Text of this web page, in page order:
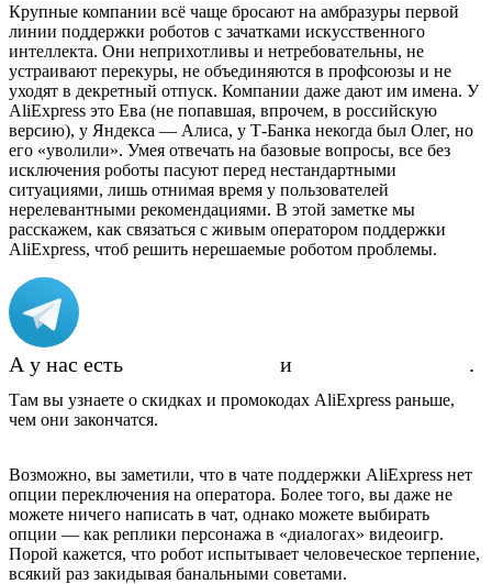
Крупные компании всё чаще бросают на амбразуры первой
линии поддержки роботов с зачатками искусственного
интеллекта. Они неприхотливы и нетребовательны, не
устраивают перекуры, не объединяются в профсоюзы и не
уходят в декретный отпуск. Компании даже дают им имена. У
AliExpress это Ева (не попавшая, впрочем, в российскую
версию), у Яндекса — Алиса, у Т-Банка некогда был Олег, но
его «уволили». Умея отвечать на базовые вопросы, все без
исключения роботы пасуют перед нестандартными
ситуациями, лишь отнимая время у пользователей
нерелевантными рекомендациями. В этой заметке мы
расскажем, как связаться с живым оператором поддержки
AliExpress, чтоб решить нерешаемые роботом проблемы.
А у нас есть и .
Там вы узнаете о скидках и промокодах AliExpress раньше,
чем они закончатся.
Возможно, вы заметили, что в чате поддержки AliExpress нет
опции переключения на оператора. Более того, вы даже не
можете ничего написать в чат, однако можете выбирать
опции — как реплики персонажа в «диалогах» видеоигр.
Порой кажется, что робот испытывает человеческое терпение,
всякий раз закидывая банальными советами.